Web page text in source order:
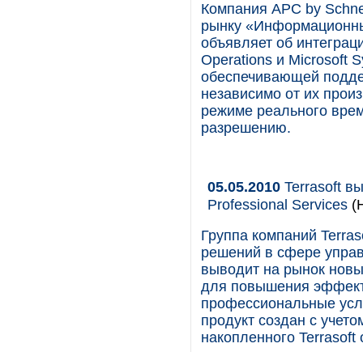
Компания APC by
рынку
объявляет об
Operations и Microsoft
обеспечивающей
независимо от их
режиме реального
разрешению.
05.05.2010 Terrasoft
Professional Services
Группа компаний
решений в сфере
выводит на рынок
для повышения
профессиональные
продукт создан с
накопленного